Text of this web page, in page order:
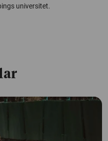
universitet.